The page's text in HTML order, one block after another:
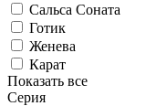
Сальса Соната
Готик
Женева
Карат
Показать все
Серия